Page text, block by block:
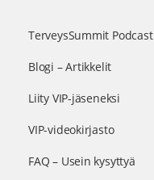
TerveysSummit Podcast
Blogi – Artikkelit
Liity VIP-jäseneksi
VIP-videokirjasto
FAQ – Usein kysyttyä